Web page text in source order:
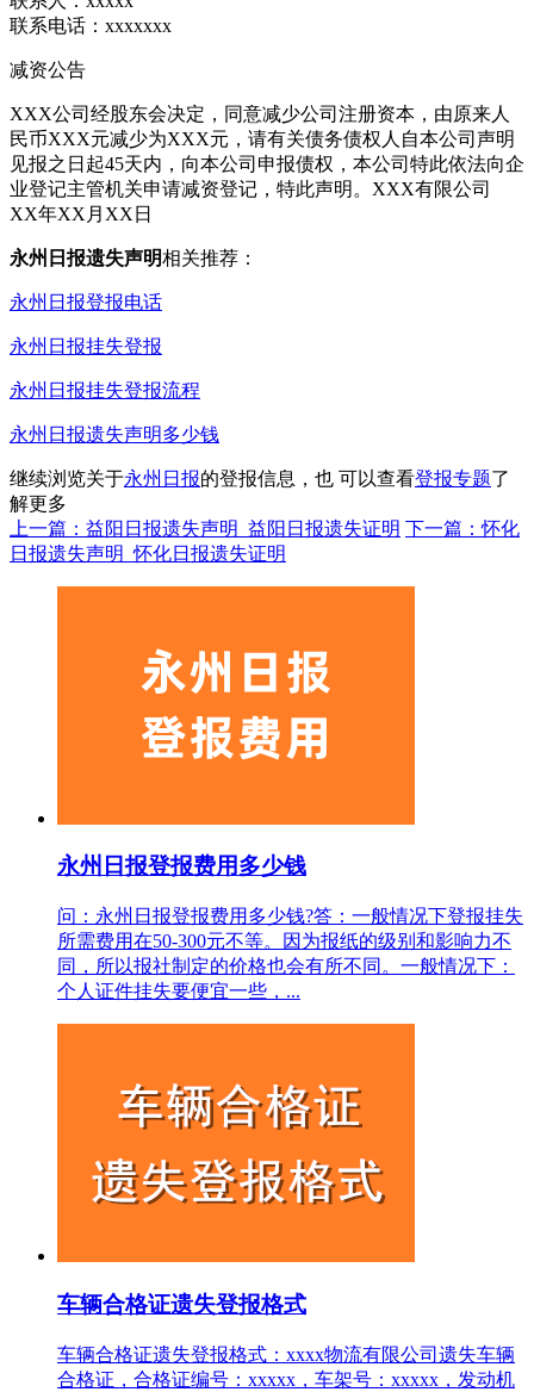
联系电话：xxxxxxx
减资公告
XXX公司经股东会决定，同意减少公司注册资本，由原来人
民币XXX元减少为XXX元，请有关债务债权人自本公司声明
见报之日起45天内，向本公司申报债权，本公司特此依法向企
业登记主管机关申请减资登记，特此声明。XXX有限公司
XX年XX月XX日
永州日报遗失声明相关推荐：
永州日报登报电话
永州日报挂失登报
永州日报挂失登报流程
永州日报遗失声明多少钱
继续浏览关于永州日报的登报信息，也 可以查看登报专题了
解更多
上一篇：益阳日报遗失声明_益阳日报遗失证明 下一篇：怀化
日报遗失声明_怀化日报遗失证明
永州日报登报费用多少钱
问：永州日报登报费用多少钱?答：一般情况下登报挂失
所需费用在50-300元不等。因为报纸的级别和影响力不
同，所以报社制定的价格也会有所不同。一般情况下：
个人证件挂失要便宜一些，...
车辆合格证遗失登报格式
车辆合格证遗失登报格式：xxxx物流有限公司遗失车辆
合格证，合格证编号：xxxxx，车架号：xxxxx，发动机